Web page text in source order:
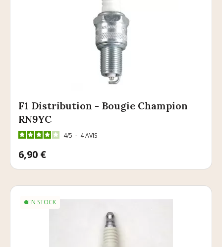
F1 Distribution - Bougie Champion
RN9YC
4/5 - 4AVIS
Prix
6,90 €
EN STOCK